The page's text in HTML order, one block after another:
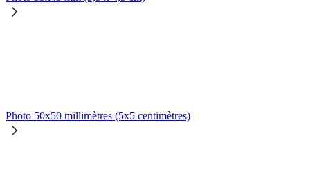
Photo 50x50 millimètres (5x5 centimètres)